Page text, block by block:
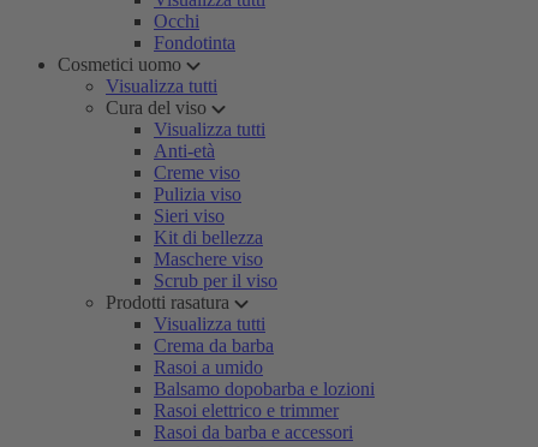
Occhi
Fondotinta
Cosmetici uomo
Visualizza tutti
Cura del viso
Visualizza tutti
Anti-età
Creme viso
Pulizia viso
Sieri viso
Kit di bellezza
Maschere viso
Scrub per il viso
Prodotti rasatura
Visualizza tutti
Crema da barba
Rasoi a umido
Balsamo dopobarba e lozioni
Rasoi elettrico e trimmer
Rasoi da barba e accessori